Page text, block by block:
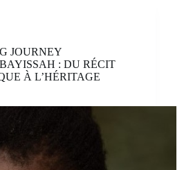
JOURNEY
: DU RÉCIT
À L’HÉRITAGE